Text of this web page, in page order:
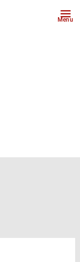
Menu